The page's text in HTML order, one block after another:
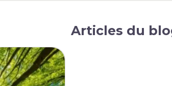
Articles du